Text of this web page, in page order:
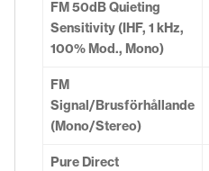
FM 50dB Quieting
Sensitivity (IHF, 1 kHz,
100% Mod., Mono)
FM
Signal/Brusförhållande
(Mono/Stereo)
Pure Direct